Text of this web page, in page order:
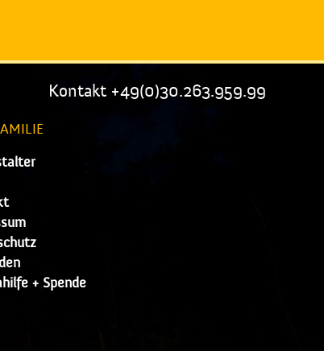
Kontakt +49(0)30.263.959.99
+ Spende